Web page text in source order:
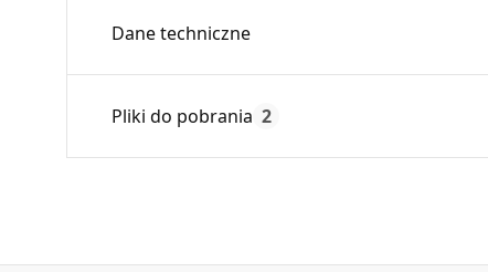
Dane techniczne
Max. temperatura:
Pliki do pobrania 2